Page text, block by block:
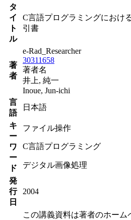
タ
イ
ト
ル
C言語プログラミングにおけ
引書
著
者
e-Rad_Researcher
30311658
著者名
井上, 純一
Inoue, Jun-ichi
言
語
日本語
キ
ー
ワ
ー
ド
ファイル操作
C言語プログラミング
デジタル画像処理
発
行
日
2004
この講義資料は著者のホーム